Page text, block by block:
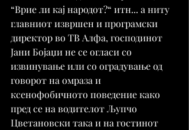
“Врие ли кај народот?“ итн... а ниту
главниот извршен и програмски
директор во ТВ Алфа, господинот
Јани Бојаџи не се огласи со
извинување или со оградување од
говорот на омраза и
ксенофобичното поведение како
пред се на водителот Љупчо
Цветановски така и на гостинот